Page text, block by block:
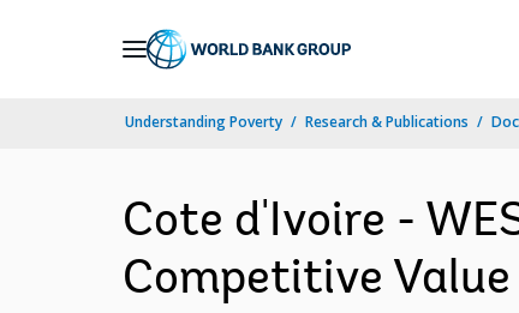
Understanding Poverty Research & Publications
Cote d'Ivoire -
Competitive